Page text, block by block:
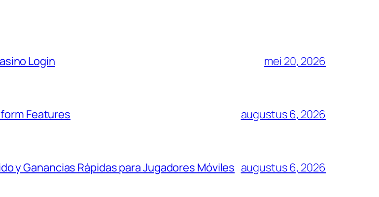
Login mei 20, 2026
Features augustus 6, 2026
y Ganancias Rápidas para Jugadores Móviles augustus 6, 2026